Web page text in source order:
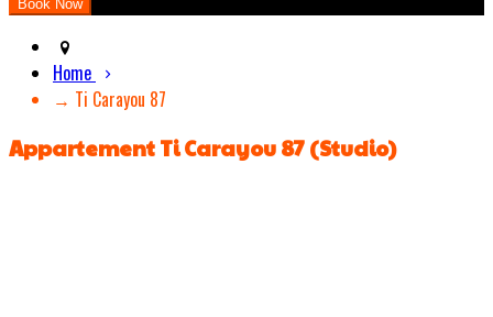
Home
→ Ti Carayou 87
Appartement Ti Carayou 87 (Studio)